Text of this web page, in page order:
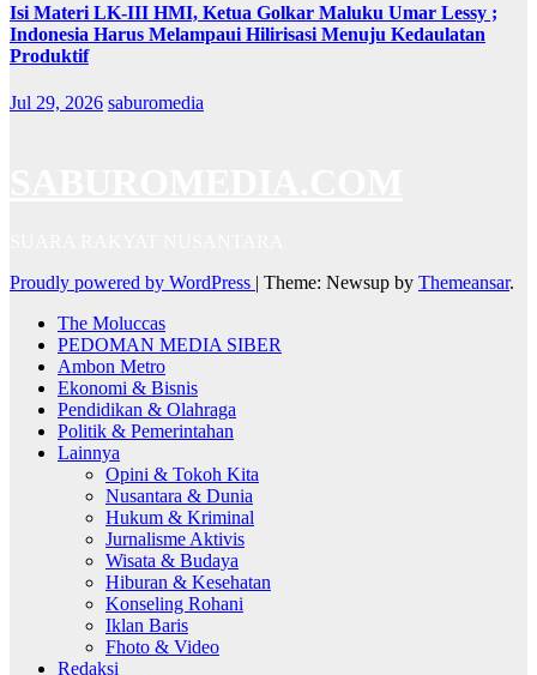
Isi Materi LK-III HMI, Ketua Golkar Maluku Umar Lessy ;
Indonesia Harus Melampaui Hilirisasi Menuju Kedaulatan
Produktif
Jul 29, 2026 saburomedia
Proudly powered by WordPress | Theme: Newsup by Themeansar.
The Moluccas
PEDOMAN MEDIA SIBER
Ambon Metro
Ekonomi & Bisnis
Pendidikan & Olahraga
Politik & Pemerintahan
Lainnya
Opini & Tokoh Kita
Nusantara & Dunia
Hukum & Kriminal
Jurnalisme Aktivis
Wisata & Budaya
Hiburan & Kesehatan
Konseling Rohani
Iklan Baris
Fhoto & Video
Redaksi